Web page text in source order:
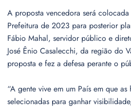
A proposta vencedora será
Prefeitura de 2023 para posterior
Fábio Mahal, servidor público e
José Ênio Casalecchi, da região do
proposta e fez a defesa perante o
“A gente vive em um País em que
selecionadas para ganhar